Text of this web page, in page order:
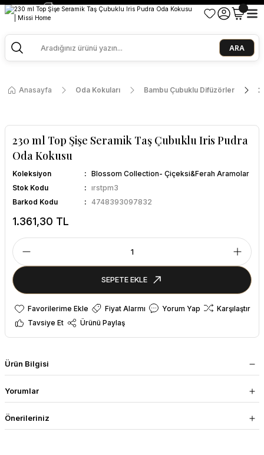
2500 TL ve Üzeri Alışverişlerde Kargo Bedava!
Missi Kokularda 3 Al 2 Öde
ARA
Anasayfa Oda Kokuları Bambu Çubuklu Difüzörler
230 ml Top Şişe Seramik Taş Çubuklu Iris Pudra
Oda Kokusu
Koleksiyon
Blossom Collection- Çiçeksi&Ferah Aramolar
Stok Kodu
ırstpm3
Barkod Kodu
4748393097832
1.361,30 TL
SEPETE EKLE
Fiyat Alarmı Yorum Yap
Karşılaştır
Tavsiye Et
Ürünü Paylaş
Ürün Bilgisi
Yorumlar
Önerileriniz